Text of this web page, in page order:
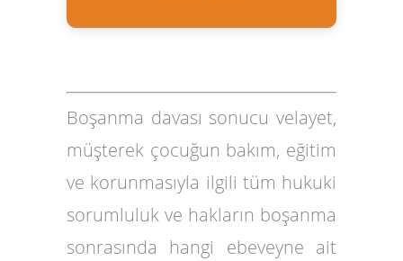
Boşanma davası sonucu velayet,
müşterek çocuğun bakım, eğitim
ve korunmasıyla ilgili tüm hukuki
sorumluluk ve hakların boşanma
sonrasında hangi ebeveyne ait